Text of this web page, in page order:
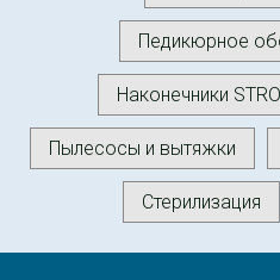
Педикюрное
Наконечники
Пылесосы и вытяжки
Стерилизация